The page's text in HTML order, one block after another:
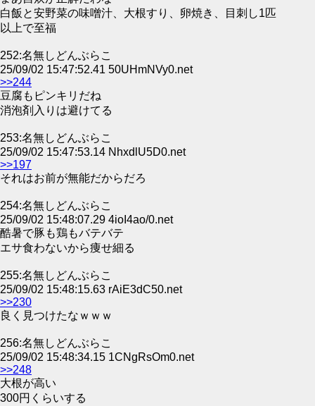
白飯と安野菜の味噌汁、大根すり、卵焼き、目刺し1匹
以上で至福
252:名無しどんぶらこ
25/09/02 15:47:52.41 50UHmNVy0.net
>>244
豆腐もピンキリだね
消泡剤入りは避けてる
253:名無しどんぶらこ
25/09/02 15:47:53.14 NhxdlU5D0.net
>>197
それはお前が無能だからだろ
254:名無しどんぶらこ
25/09/02 15:48:07.29 4ioI4ao/0.net
酷暑で豚も鶏もバテバテ
エサ食わないから痩せ細る
255:名無しどんぶらこ
25/09/02 15:48:15.63 rAiE3dC50.net
>>230
良く見つけたなｗｗｗ
256:名無しどんぶらこ
25/09/02 15:48:34.15 1CNgRsOm0.net
>>248
大根が高い
300円くらいする